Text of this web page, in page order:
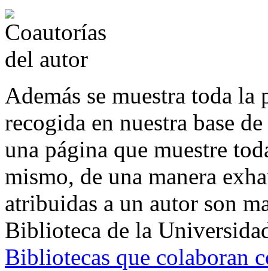
Además se muestra toda
recogida en nuestra base
una página que muestre
mismo, de una manera
atribuidas a un autor son
Biblioteca de la
Bibliotecas que colaboran